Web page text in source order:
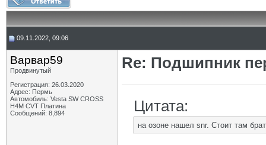
09.11.2022, 09:06
Варвар59
Продвинутый
Регистрация: 26.03.2020
Адрес: Пермь
Автомобиль: Vesta SW CROSS
H4M CVT Платина
Сообщений: 8,894
Re: Подшипник
Цитата:
на озоне нашел snr. Стоит там